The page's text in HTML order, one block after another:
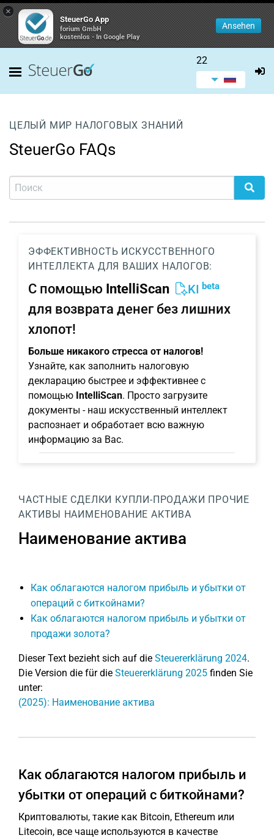
×
SteuerGo App
forium GmbH
kostenlos - In Google Play
Ansehen
22
ЦЕЛЫЙ МИР НАЛОГОВЫХ ЗНАНИЙ
SteuerGo FAQs
ЭФФЕКТИВНОСТЬ ИСКУССТВЕННОГО
ИНТЕЛЛЕКТА ДЛЯ ВАШИХ НАЛОГОВ:
С помощью IntelliScan KI beta
для возврата денег без лишних
хлопот!
Больше никакого стресса от налогов!
Узнайте, как заполнить налоговую
декларацию быстрее и эффективнее с
помощью IntelliScan. Просто загрузите
документы - наш искусственный интеллект
распознает и обработает всю важную
информацию за Вас.
ЧАСТНЫЕ СДЕЛКИ КУПЛИ-ПРОДАЖИ ПРОЧИЕ
АКТИВЫ НАИМЕНОВАНИЕ АКТИВА
Наименование актива
Как облагаются налогом прибыль и убытки от
операций с биткойнами?
Как облагаются налогом прибыль и убытки от
продажи золота?
Dieser Text bezieht sich auf die Steuererklärung 2024.
Die Version die für die Steuererklärung 2025 finden Sie
unter:
(2025): Наименование актива
Как облагаются налогом прибыль и
убытки от операций с биткойнами?
Криптовалюты, такие как Bitcoin, Ethereum или
Litecoin, все чаще используются в качестве